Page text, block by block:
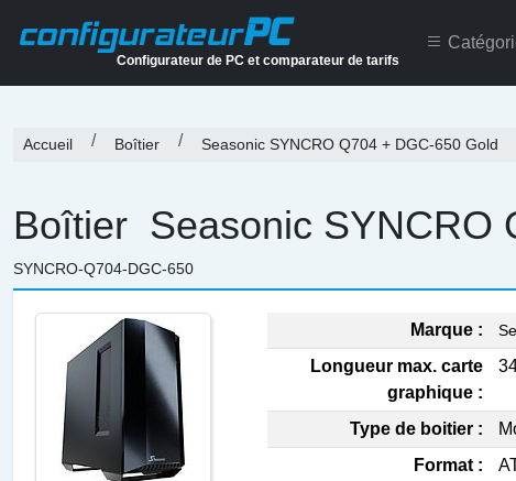
configurateurPC
Configurateur de PC et comparateur de tarifs
Accueil Boîtier Seasonic SYNCRO Q704 + DGC-650 Gold
Boîtier Seasonic SYNCRO
SYNCRO-Q704-DGC-650
Marque :
Longueur max. carte
graphique :
Type de boitier :
Format :